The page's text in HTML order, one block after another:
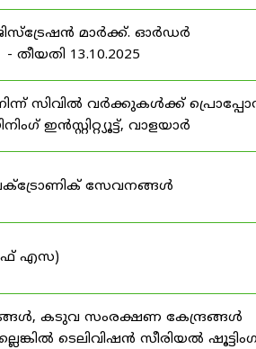
മാർക്ക്. ഓർഡർ
- തീയതി 13.10.2025
സിവിൽ വർക്കുകൾക്ക്
ഇൻസ്റ്റിറ്റ്യൂട്ട്, വാളയാർ
സേവനങ്ങൾ
എസ)
കടുവ സംരക്ഷണ കേന്ദ്രങ്ങൾ
ടെലിവിഷൻ സീരിയൽ